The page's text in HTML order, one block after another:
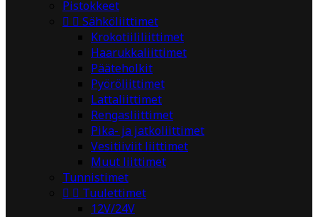
Pistokkeet
  Sähköliittimet
Krokotiililiittimet
Haarukkaliittimet
Pääteholkit
Pyöröliittimet
Lattaliittimet
Rengasliittimet
Pika- ja jatkoliittimet
Vesitiiviit liittimet
Muut liittimet
Tunnistimet
  Tuulettimet
12V/24V